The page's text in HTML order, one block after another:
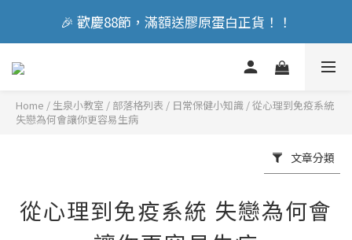
🎉 歡慶88節，滿額送膠原蛋白正貨！！
🎉 歡慶88節，滿額送膠原蛋白正貨！！
立即加入會員享『300元』購物金
🎉 歡慶88節，滿額送膠原蛋白正貨！！
Home / 部落格列表 / 日常保健小知識 /從心理到免疫系統
失戀為何會讓你更容易生病
文章分類
從心理到免疫系統 失戀為何會